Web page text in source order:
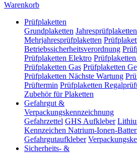
Warenkorb
Prüfplaketten
Grundplaketten Jahresprüfplaketten
Mehrjahresprüfplaketten
Betriebssicherheitsverordnung
Prüfplaketten Elektro
Prüfplaketten Gas Prüfplaketten
Prüfplaketten Nächste Wartung
Prüftermin Prüfplaketten
Zubehör für Plaketten
Gefahrgut &
Verpackungskennzeichnung
Gefahrzettel GHS Aufkleber
Kennzeichen Natrium-Ionen-
Gefahrgutaufkleber
Sicherheits- &